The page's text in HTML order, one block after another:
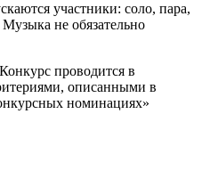
участники: соло, пара,
не обязательно
проводится в
описанными в
номинациях»